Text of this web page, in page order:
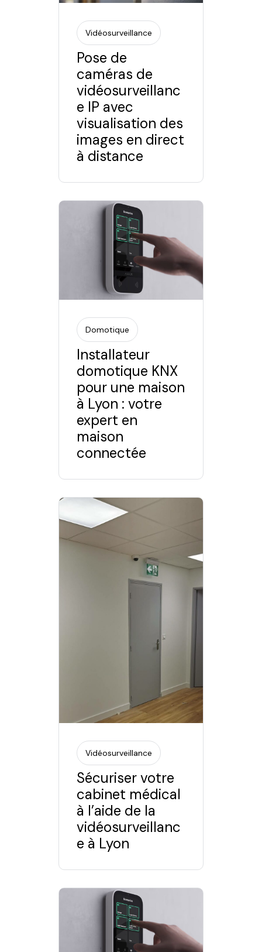
Vidéosurveillance
Pose de
caméras de
vidéosurveillanc
e IP avec
visualisation des
images en direct
à distance
Domotique
Installateur
domotique KNX
pour une maison
à Lyon : votre
expert en
maison
connectée
Vidéosurveillance
Sécuriser votre
cabinet médical
à l’aide de la
vidéosurveillanc
e à Lyon